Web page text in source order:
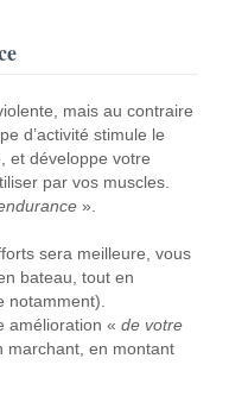
mais au contraire
d’activité stimule le
et développe votre
par vos muscles.
».
sera meilleure, vous
bateau, tout en
notamment).
amélioration « de votre
marchant, en montant